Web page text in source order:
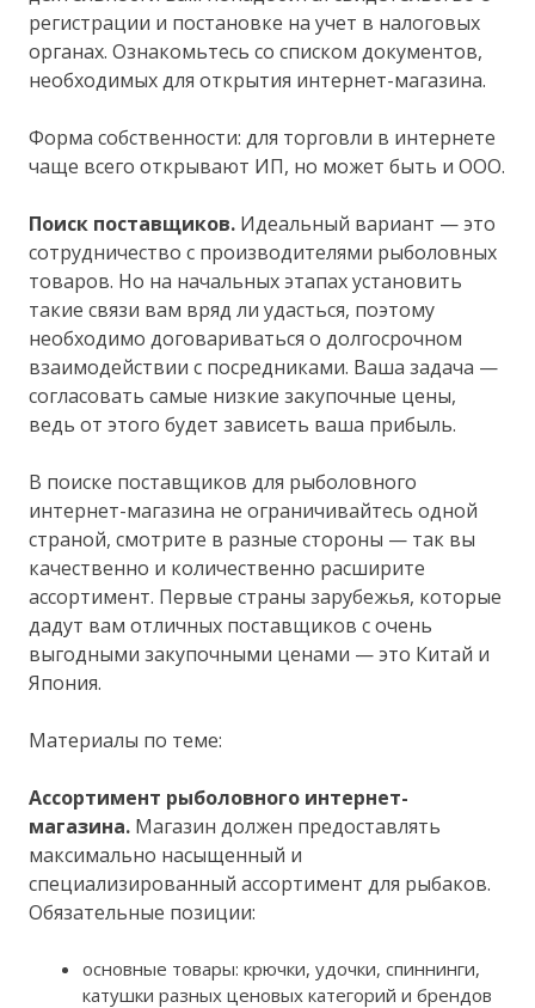
регистрации и постановке на учет в налоговых
органах. Ознакомьтесь со списком документов,
необходимых для открытия интернет-магазина.
Форма собственности: для торговли в интернете
чаще всего открывают ИП, но может быть и ООО.
Поиск поставщиков. Идеальный вариант — это
сотрудничество с производителями рыболовных
товаров. Но на начальных этапах установить
такие связи вам вряд ли удасться, поэтому
необходимо договариваться о долгосрочном
взаимодействии с посредниками. Ваша задача —
согласовать самые низкие закупочные цены,
ведь от этого будет зависеть ваша прибыль.
В поиске поставщиков для рыболовного
интернет-магазина не ограничивайтесь одной
страной, смотрите в разные стороны — так вы
качественно и количественно расширите
ассортимент. Первые страны зарубежья, которые
дадут вам отличных поставщиков с очень
выгодными закупочными ценами — это Китай и
Япония.
Материалы по теме:
Ассортимент рыболовного интернет-
магазина. Магазин должен предоставлять
максимально насыщенный и
специализированный ассортимент для рыбаков.
Обязательные позиции:
основные товары: крючки, удочки, спиннинги,
катушки разных ценовых категорий и брендов